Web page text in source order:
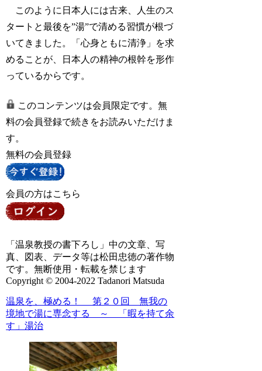
このように日本人には古来、人生のス
タートと最後を”湯”で清める習慣が根づ
いてきました。「心身ともに清浄」を求
めることが、日本人の精神の根幹を形作
っているからです。
このコンテンツは会員限定です。無
料の会員登録で続きをお読みいただけま
す。
無料の会員登録
会員の方はこちら
「温泉教授の書下ろし」中の文章、写
真、図表、データ等は松田忠徳の著作物
です。無断使用・転載を禁じます
Copyright © 2004-2022 Tadanori Matsuda
温泉を、極める！ 第２０回 無我の
境地で湯に専念する ～ 「暇を持て余
す」湯治